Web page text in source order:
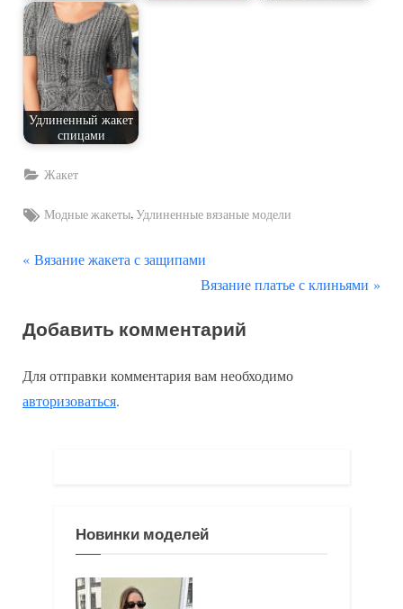
Удлиненный жакет
спицами
Жакет
Tags:
Модные жакеты,Удлиненные вязаные модели
Навигация
записям
П
д
д
у
Вязание жакета с защипами
С
е
у
а
Вязание платье с клиньями
Добавить комментарий
Для отправки комментария вам необходимо
авторизоваться.
Новинки моделей